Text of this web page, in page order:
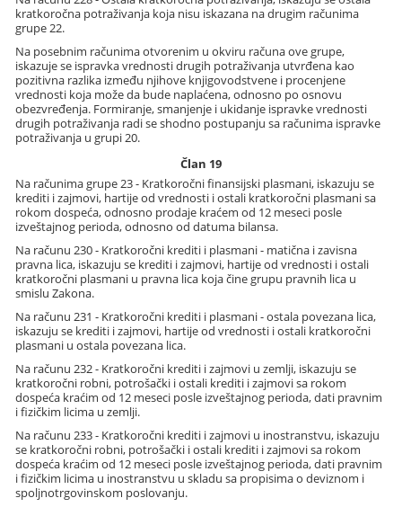
kratkoročna potraživanja koja nisu iskazana na drugim računima
grupe 22.
Na posebnim računima otvorenim u okviru računa ove grupe,
iskazuje se ispravka vrednosti drugih potraživanja utvrđena kao
pozitivna razlika između njihove knjigovodstvene i procenjene
vrednosti koja može da bude naplaćena, odnosno po osnovu
obezvređenja. Formiranje, smanjenje i ukidanje ispravke vrednosti
drugih potraživanja radi se shodno postupanju sa računima ispravke
potraživanja u grupi 20.
Član 19
Na računima grupe 23 - Kratkoročni finansijski plasmani, iskazuju se
krediti i zajmovi, hartije od vrednosti i ostali kratkoročni plasmani sa
rokom dospeća, odnosno prodaje kraćem od 12 meseci posle
izveštajnog perioda, odnosno od datuma bilansa.
Na računu 230 - Kratkoročni krediti i plasmani - matična i zavisna
pravna lica, iskazuju se krediti i zajmovi, hartije od vrednosti i ostali
kratkoročni plasmani u pravna lica koja čine grupu pravnih lica u
smislu Zakona.
Na računu 231 - Kratkoročni krediti i plasmani - ostala povezana lica,
iskazuju se krediti i zajmovi, hartije od vrednosti i ostali kratkoročni
plasmani u ostala povezana lica.
Na računu 232 - Kratkoročni krediti i zajmovi u zemlji, iskazuju se
kratkoročni robni, potrošački i ostali krediti i zajmovi sa rokom
dospeća kraćim od 12 meseci posle izveštajnog perioda, dati pravnim
i fizičkim licima u zemlji.
Na računu 233 - Kratkoročni krediti i zajmovi u inostranstvu, iskazuju
se kratkoročni robni, potrošački i ostali krediti i zajmovi sa rokom
dospeća kraćim od 12 meseci posle izveštajnog perioda, dati pravnim
i fizičkim licima u inostranstvu u skladu sa propisima o deviznom i
spoljnotrgovinskom poslovanju.